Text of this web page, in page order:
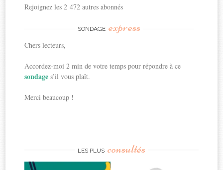
Rejoignez les 2 472 autres abonnés
SONDAGE express
Chers lecteurs,
Accordez-moi 2 min de votre temps pour répondre à ce
sondages’il vous plaît.
Merci beaucoup !
LES PLUS consultés